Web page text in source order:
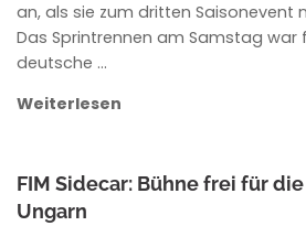
an, als sie zum dritten Saisonevent
Das Sprintrennen am Samstag war
deutsche …
Weiterlesen
FIM Sidecar: Bühne frei für
Ungarn